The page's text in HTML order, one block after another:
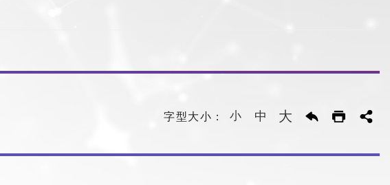
字型大小： 小 中 大